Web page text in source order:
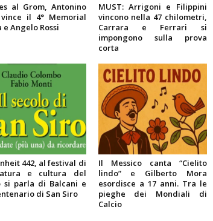
al Grom, Antonino
il 4° Memorial
e Angelo Rossi
MUST: Arrigoni e Filippini
vincono nella 47 chilometri,
Carrara e Ferrari si
impongono sulla prova
corta
442, al festival di
e cultura del
si parla di Balcani e
di San Siro
Il Messico canta “Cielito
lindo” e Gilberto Mora
esordisce a 17 anni. Tra le
pieghe dei Mondiali di
Calcio